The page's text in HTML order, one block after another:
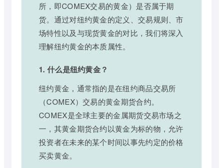
所，即COMEX交易的黄金）是否属于期
货。通过对纽约黄金的定义、交易规则、市
场特性以及与现货黄金的对比，我们将深入
理解纽约黄金的本质属性。
1. 什么是纽约黄金？
纽约黄金，通常指的是在纽约商品交易所
（COMEX）交易的黄金期货合约。
COMEX是全球主要的金属期货交易市场之
一，其黄金期货合约以黄金为标的物，允许
投资者在未来的某个时间以事先约定的价格
买卖黄金。